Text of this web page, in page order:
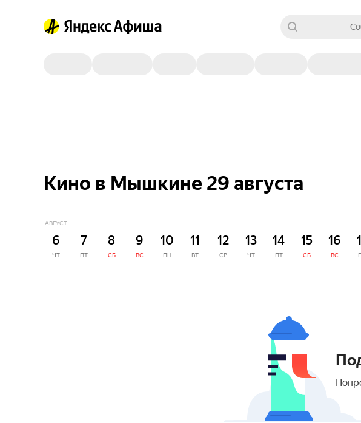
Кино в Мышкине 29 августа
АВГУСТ
6
ЧТ
7
ПТ
8
СБ
9
ВС
10
ПН
11
ВТ
12
СР
13
ЧТ
14
ПТ
15
СБ
16
ВС